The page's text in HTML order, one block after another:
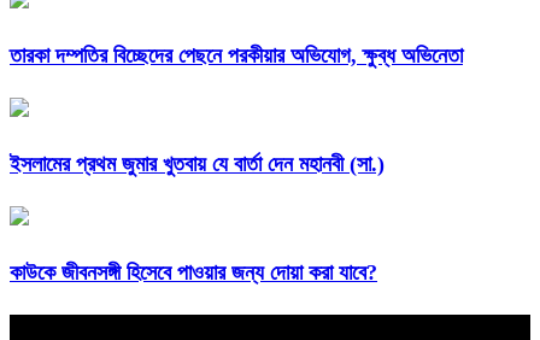
তারকা দম্পতির বিচ্ছেদের পেছনে পরকীয়ার অভিযোগ, ক্ষুব্ধ অভিনেতা
ইসলামের প্রথম জুমার খুতবায় যে বার্তা দেন মহানবী (সা.)
কাউকে জীবনসঙ্গী হিসেবে পাওয়ার জন্য দোয়া করা যাবে?